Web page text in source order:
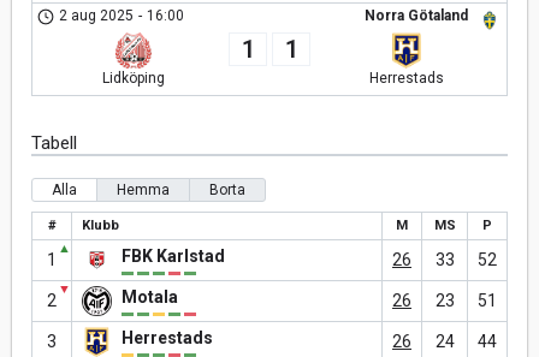
Norra Götaland
2 aug 2025 - 16:00
Lidköping
1 1
Herrestads
Tabell
Alla Hemma Borta
# Klubb M MS P
1
▲ FBK Karlstad 26 33 52
2
▼ Motala 26 23 51
3 Herrestads 26 24 44